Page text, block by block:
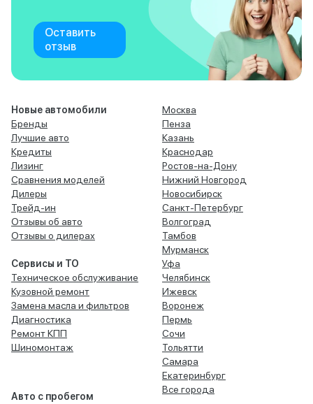
Оставить
отзыв
Новые автомобили
Бренды
Лучшие авто
Кредиты
Лизинг
Сравнения моделей
Дилеры
Трейд-ин
Отзывы об авто
Отзывы о дилерах
Сервисы и ТО
Техническое обслуживание
Кузовной ремонт
Замена масла и фильтров
Диагностика
Ремонт КПП
Шиномонтаж
Авто с пробегом
Москва
Пенза
Казань
Краснодар
Ростов-на-Дону
Нижний Новгород
Новосибирск
Санкт-Петербург
Волгоград
Тамбов
Мурманск
Уфа
Челябинск
Ижевск
Воронеж
Пермь
Сочи
Тольятти
Самара
Екатеринбург
Все города